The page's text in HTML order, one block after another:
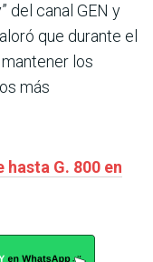
del canal GEN y
que durante el
los
más
hasta G. 800 en